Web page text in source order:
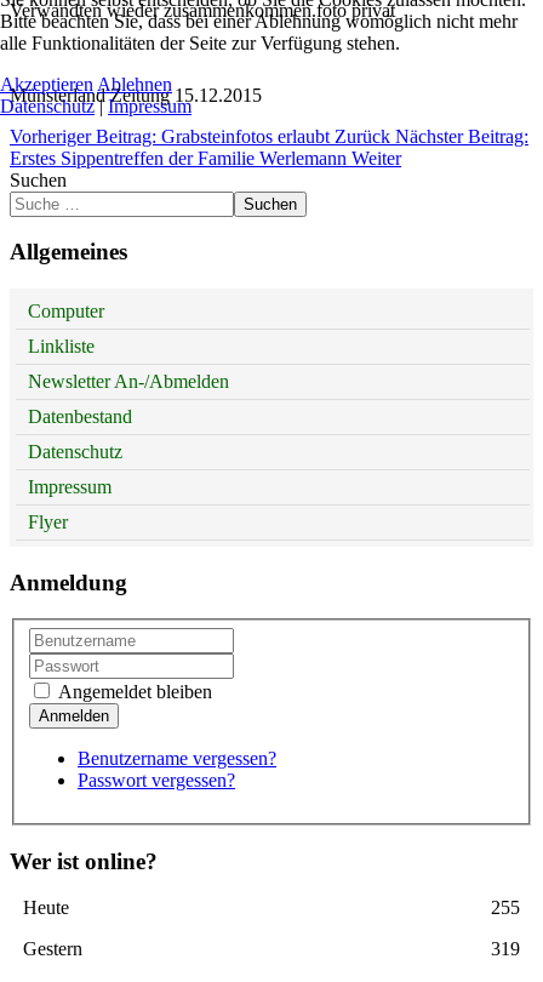
Verwandten wieder zusammenkommen.foto privat
Münsterland Zeitung 15.12.2015
Vorheriger Beitrag: Grabsteinfotos erlaubt Zurück Nächster Beitrag:
Erstes Sippentreffen der Familie Werlemann Weiter
Suchen
Suchen
Allgemeines
Computer
Linkliste
Newsletter An-/Abmelden
Datenbestand
Datenschutz
Impressum
Flyer
Anmeldung
Angemeldet bleiben
Benutzername vergessen?
Passwort vergessen?
Wer ist online?
Heute
255
Gestern
319
Bitte beachten Sie, dass bei einer Ablehnung womöglich nicht mehr
alle Funktionalitäten der Seite zur Verfügung stehen.
Akzeptieren Ablehnen
Datenschutz|Impressum